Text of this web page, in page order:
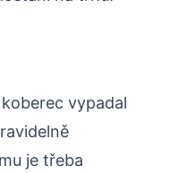
vypadal
je třeba